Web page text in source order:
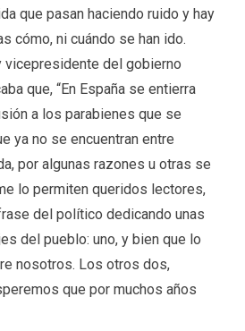
que pasan haciendo ruido y hay
cómo, ni cuándo se han ido.
vicepresidente del gobierno
que, “En España se entierra
a los parabienes que se
ya no se encuentran entre
por algunas razones u otras se
lo permiten queridos lectores,
del político dedicando unas
del pueblo: uno, y bien que lo
nosotros. Los otros dos,
que por muchos años